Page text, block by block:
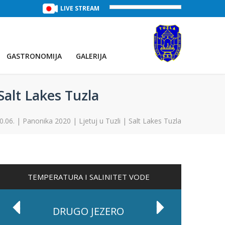
TREĆE JEZERO (Voda:29 °C, Salinitet:32 g/L)
LIVE STREAM
GASTRONOMIJA GALERIJA
Lakes Tuzla
| Panonika 2020 | Ljetuj u Tuzli | Salt Lakes Tuzla
TEMPERATURA I SALINITET VODE
DRUGO JEZERO